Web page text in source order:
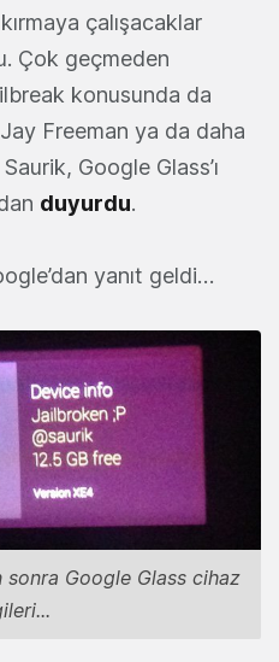
çalışacaklar
Çok geçmeden
konusunda da
Freeman ya da daha
Google Glass’ı
duyurdu.
yanıt geldi…
sonra Google Glass cihaz